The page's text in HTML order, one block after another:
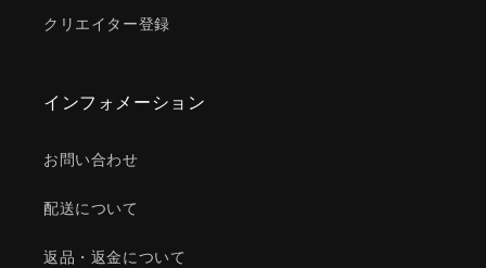
クリエイター登録
インフォメーション
お問い合わせ
配送について
返品・返金について